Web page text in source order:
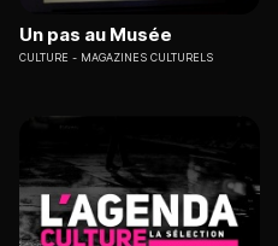
Un pas au Musée
CULTURE MAGAZINES CULTURELS